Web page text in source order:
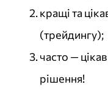
кращі та
(трейдингу);
часто —
рішення!